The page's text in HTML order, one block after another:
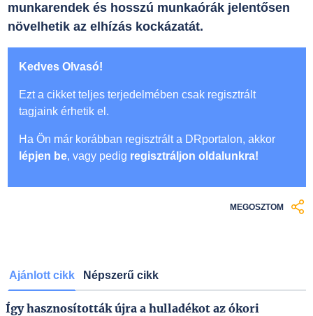
munkarendek és hosszú munkaórák jelentősen
növelhetik az elhízás kockázatát.
Kedves Olvasó!
Ezt a cikket teljes terjedelmében csak regisztrált
tagjaink érhetik el.
Ha Ön már korábban regisztrált a DRportalon, akkor
lépjen be, vagy pedig regisztráljon oldalunkra!
MEGOSZTOM
Ajánlott cikk Népszerű cikk
Így hasznosították újra a hulladékot az ókori